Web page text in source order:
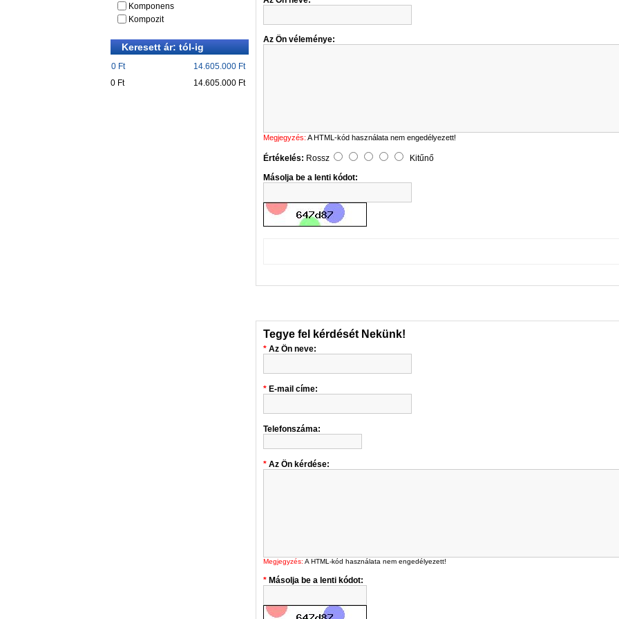
Komponens
Kompozit
Keresett ár: tól-ig
0 Ft
14.605.000 Ft
0 Ft
14.605.000 Ft
Az Ön véleménye:
Megjegyzés: A HTML-kód használata nem engedélyezett!
Értékelés: Rossz
Kitűnő
Másolja be a lenti kódot:
Tegye fel kérdését Nekünk!
Az Ön neve:
E-mail címe:
Telefonszáma:
Az Ön kérdése:
Megjegyzés: A HTML-kód használata nem engedélyezett!
Másolja be a lenti kódot: